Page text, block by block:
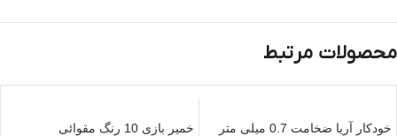
محصولات مرتبط
خودکار آریا ضخامت 0.7 میلی متر خمیر بازی 10 رنگ مقوائی